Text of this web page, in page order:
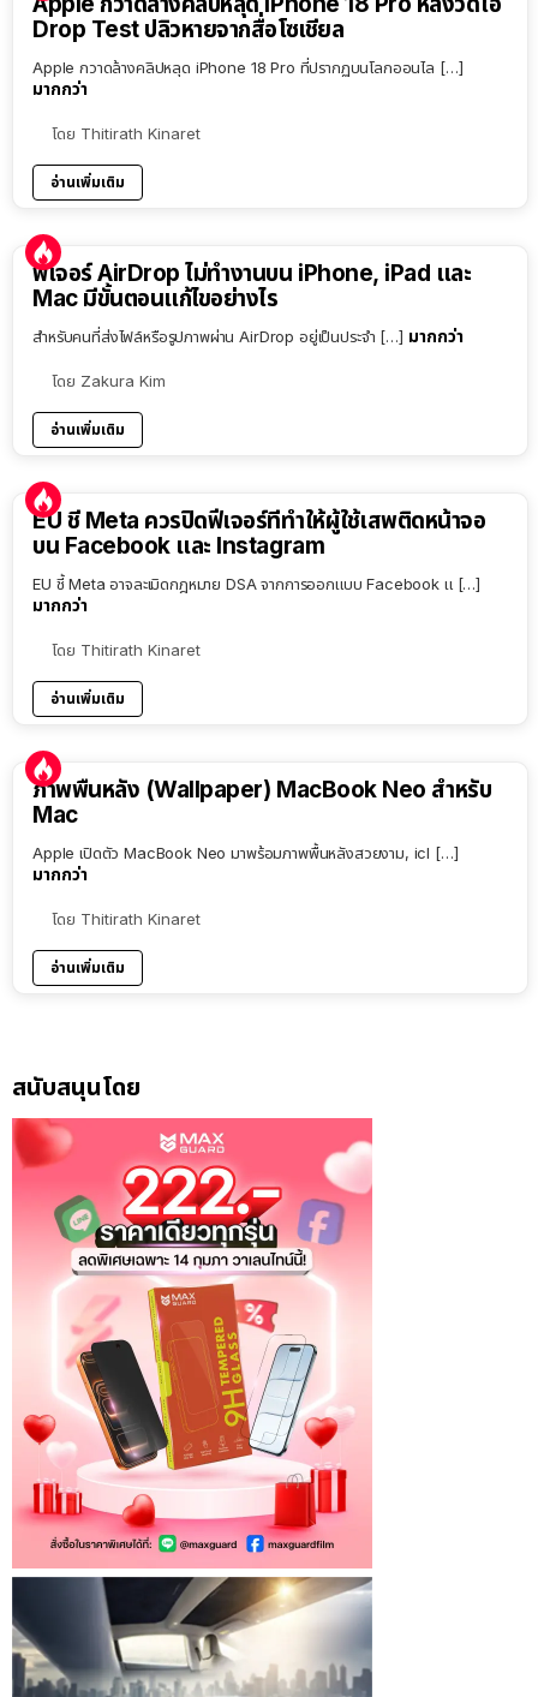
Drop Test ปลิวหายจากสื่อโซเชียล
Apple กวาดล้างคลิปหลุด iPhone 18 Pro ที่ปรากฏบนโลกออนไล […]
มากกว่า
โดย Thitirath Kinaret
อ่านเพิ่มเติม
ฟีเจอร์ AirDrop ไม่ทำงานบน iPhone, iPad และ
Mac มีขั้นตอนแก้ไขอย่างไร
สำหรับคนที่ส่งไฟล์หรือรูปภาพผ่าน AirDrop อยู่เป็นประจำ […] มากกว่า
โดย Zakura Kim
อ่านเพิ่มเติม
EU ชี้ Meta ควรปิดฟีเจอร์ที่ทำให้ผู้ใช้เสพติดหน้าจอ
บน Facebook และ Instagram
EU ชี้ Meta อาจละเมิดกฎหมาย DSA จากการออกแบบ Facebook แ […]
มากกว่า
โดย Thitirath Kinaret
อ่านเพิ่มเติม
ภาพพื้นหลัง (Wallpaper) MacBook Neo สำหรับ
Mac
Apple เปิดตัว MacBook Neo มาพร้อมภาพพื้นหลังสวยงาม, icl […]
มากกว่า
โดย Thitirath Kinaret
อ่านเพิ่มเติม
สนับสนุนโดย